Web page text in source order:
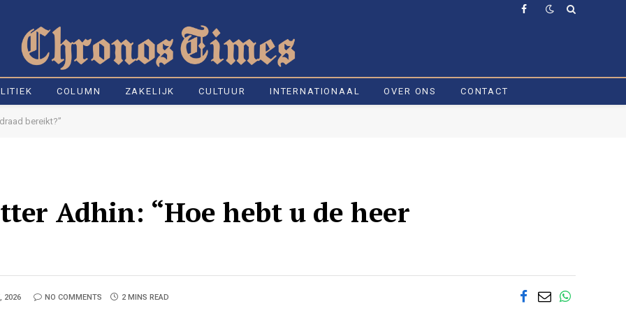
Facebook
COLUMN ZAKELIJK CULTUUR INTERNATIONAAL OVER ONS CONTACT
bereikt?”
Adhin: “Hoe hebt u de heer
2026 NO COMMENTS 2 MINS READ